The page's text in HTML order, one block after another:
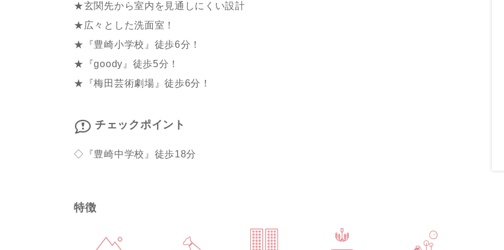
★玄関先から室内を見通しにくい設計
★広々とした洗面室！
★『豊崎小学校』徒歩6分！
★『goody』徒歩5分！
★『梅田芸術劇場』徒歩6分！
チェックポイント
◇『豊崎中学校』徒歩18分
特徴